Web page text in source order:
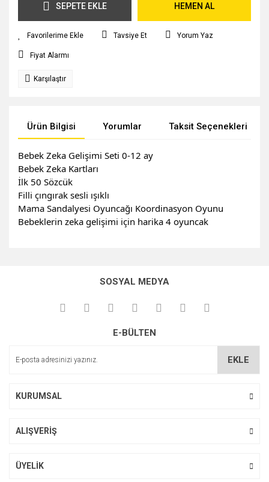
SEPETE EKLE HEMEN AL
Tavsiye Et Yorum Yaz
Fiyat Alarmı
Karşılaştır
Ürün Bilgisi Yorumlar Taksit Seçenekleri
Bebek Zeka Gelişimi Seti 0-12 ay
Bebek Zeka Kartları
İlk 50 Sözcük
Filli çıngırak sesli ışıklı
Mama Sandalyesi Oyuncağı Koordinasyon Oyunu
Bebeklerin zeka gelişimi için harika 4 oyuncak
kullanarak tarafımıza iletebilirsiniz.
Görüş ve önerileriniz için teşekkür ederiz.
Ürün açıklamasında eksik bilgiler bulunuyor.
SOSYAL MEDYA
E-BÜLTEN
EKLE
KURUMSAL
ALIŞVERİŞ
ÜYELİK